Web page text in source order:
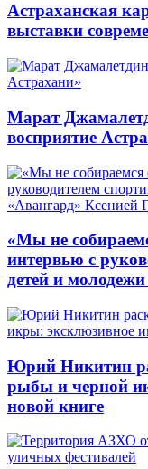
Астраханская
выставки
Марат
восприятие
«Мы не
интервью с
детей и
Юрий Никитин
рыбы и черной
новой книге